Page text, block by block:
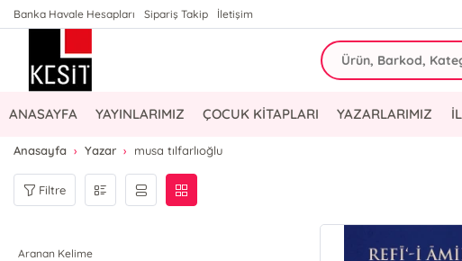
Banka Havale Hesapları Sipariş Takip İletişim
ANASAYFA YAYINLARIMIZ ÇOCUK KİTAPLARI YAZARLARIMIZ
Anasayfa Yazar musa tılfarlıoğlu
Filtre
Aranan Kelime